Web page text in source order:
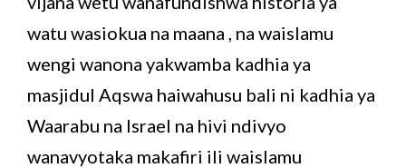
watu wasiokua na maana , na waislamu
wengi wanona yakwamba kadhia ya
masjidul Aqswa haiwahusu bali ni kadhia ya
Waarabu na Israel na hivi ndivyo
wanavyotaka makafiri ili waislamu